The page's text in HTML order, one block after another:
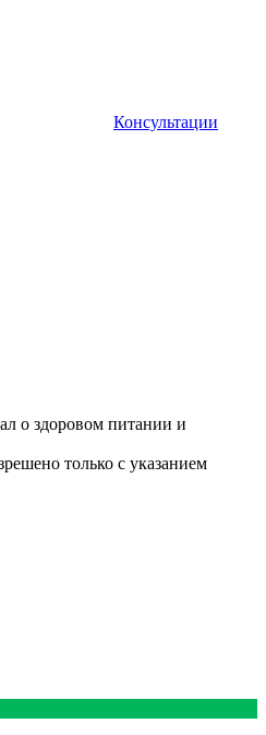
Консультации
о здоровом питании и
только с указанием